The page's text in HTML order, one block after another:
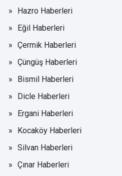
Hazro Haberleri
Eğil Haberleri
Çermik Haberleri
Çüngüş Haberleri
Bismil Haberleri
Dicle Haberleri
Ergani Haberleri
Kocaköy Haberleri
Silvan Haberleri
Çınar Haberleri